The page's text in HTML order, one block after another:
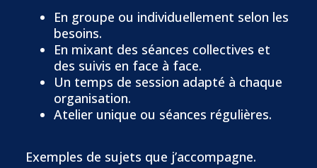
En groupe ou individuellement selon les
besoins.
En mixant des séances collectives et
des suivis en face à face.
Un temps de session adapté à chaque
organisation.
Atelier unique ou séances régulières.
Exemples de sujets que j’accompagne.